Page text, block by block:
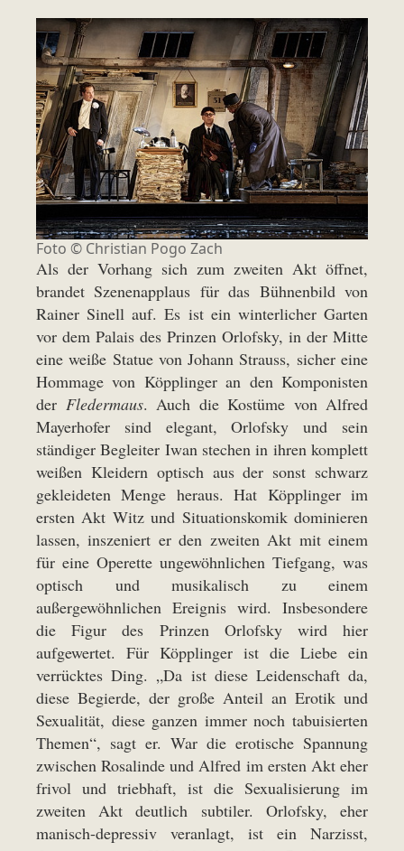
Foto © Christian Pogo Zach
Als der Vorhang sich zum zweiten Akt öffnet,
brandet Szenenapplaus für das Bühnenbild von
Rainer Sinell auf. Es ist ein winterlicher Garten
vor dem Palais des Prinzen Orlofsky, in der Mitte
eine weiße Statue von Johann Strauss, sicher eine
Hommage von Köpplinger an den Komponisten
der Fledermaus. Auch die Kostüme von Alfred
Mayerhofer sind elegant, Orlofsky und sein
ständiger Begleiter Iwan stechen in ihren komplett
weißen Kleidern optisch aus der sonst schwarz
gekleideten Menge heraus. Hat Köpplinger im
ersten Akt Witz und Situationskomik dominieren
lassen, inszeniert er den zweiten Akt mit einem
für eine Operette ungewöhnlichen Tiefgang, was
optisch und musikalisch zu einem
außergewöhnlichen Ereignis wird. Insbesondere
die Figur des Prinzen Orlofsky wird hier
aufgewertet. Für Köpplinger ist die Liebe ein
verrücktes Ding. „Da ist diese Leidenschaft da,
diese Begierde, der große Anteil an Erotik und
Sexualität, diese ganzen immer noch tabuisierten
Themen“, sagt er. War die erotische Spannung
zwischen Rosalinde und Alfred im ersten Akt eher
frivol und triebhaft, ist die Sexualisierung im
zweiten Akt deutlich subtiler. Orlofsky, eher
manisch-depressiv veranlagt, ist ein Narzisst,